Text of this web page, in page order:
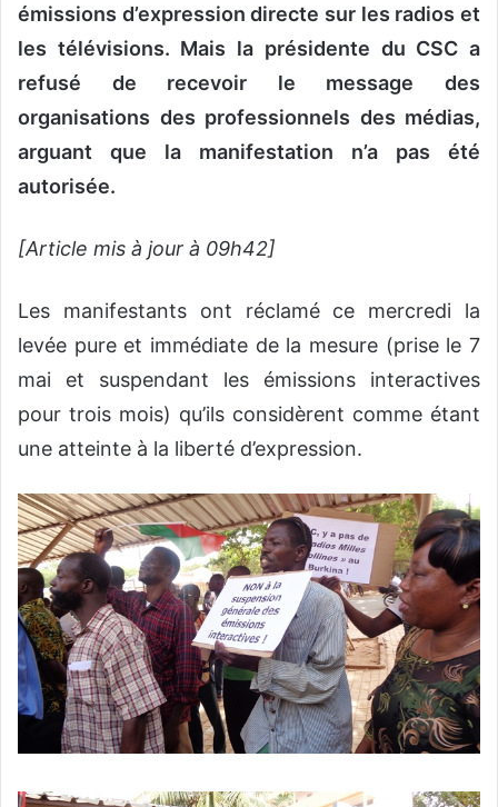
émissions d’expression directe sur les radios et
les télévisions. Mais la présidente du CSC a
refusé de recevoir le message des
organisations des professionnels des médias,
arguant que la manifestation n’a pas été
autorisée.
[Article mis à jour à 09h42]
Les manifestants ont réclamé ce mercredi la
levée pure et immédiate de la mesure (prise le 7
mai et suspendant les émissions interactives
pour trois mois) qu’ils considèrent comme étant
une atteinte à la liberté d’expression.